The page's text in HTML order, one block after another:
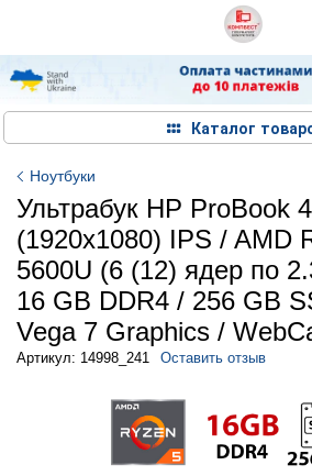
Каталог
Ноутбуки
Ультрабук HP ProBook
(1920x1080) IPS / AMD
5600U (6 (12) ядер по
16 GB DDR4 / 256 GB
Vega 7 Graphics /
Артикул: 14998_241 Оставить отзыв